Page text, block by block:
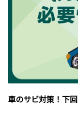
車のサビ対策！下